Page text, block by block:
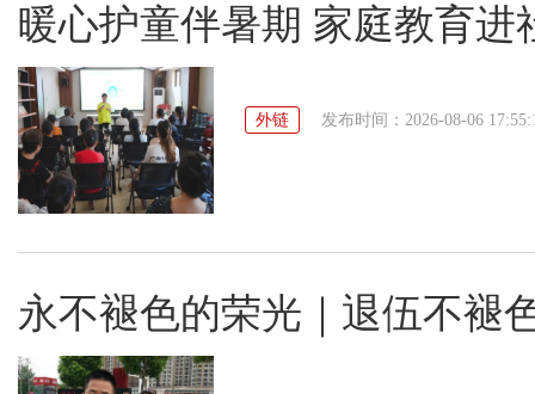
暖心护童伴暑期 家庭教育进
外链 发布时间：2026-08-06
永不褪色的荣光｜退伍不褪